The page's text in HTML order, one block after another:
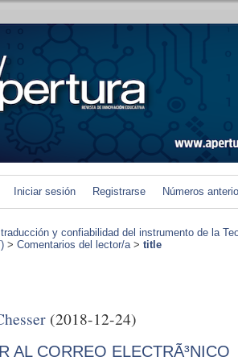
Iniciar sesión Registrarse Números
y confiabilidad del instrumento de la
> Comentarios del lector/a> title
(2018-12-24)
AL CORREO ELECTRÃ³NICO